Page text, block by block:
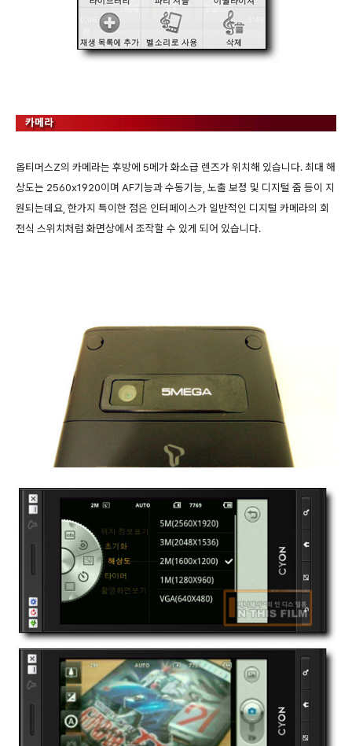
옵티머스Z의 카메라는 후방에 5메가 화소급 렌즈가 위치해 있습니다. 최대 해
상도는 2560x1920이며 AF기능과 수동기능, 노출 보정 및 디지털 줌 등이 지
원되는데요, 한가지 특이한 점은 인터페이스가 일반적인 디지털 카메라의 회
전식 스위치처럼 화면상에서 조작할 수 있게 되어 있습니다.